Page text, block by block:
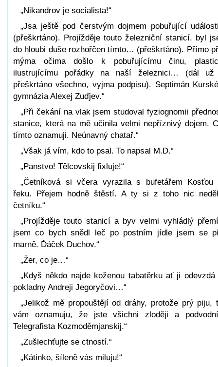
„Nikandrov je socialista!“
„Jsa ještě pod čerstvým dojmem pobuřující
(přeškrtáno). Projížděje touto železniční stanicí, byl
do hloubi duše rozhořčen tímto… (přeškrtáno). Přímo
mýma očima došlo k pobuřujícímu činu,
ilustrujícímu pořádky na naší železnici… (dál
přeškrtáno všechno, vyjma podpisu). Septimán
gymnázia Alexej Zuďjev.“
„Při čekání na vlak jsem studoval fyziognomii
stanice, která na mě učinila velmi nepříznivý dojem.
tímto oznamuji. Neúnavný chatař.“
„Však já vím, kdo to psal. To napsal M.D.“
„Panstvo! Tělcovskij fixluje!“
„Četníková si včera vyrazila s bufetářem Kosťou
řeku. Přejem hodně štěstí. A ty si z toho nic
četníku.“
„Projížděje touto stanicí a byv velmi vyhládlý
jsem co bych snědl leč po postním jídle jsem se
marně. Ďáček Duchov.“
„Žer, co je…“
„Kdyš někdo najde koženou tabatěrku ať ji odevzdá
pokladny Andreji Jegoryčovi…“
„Jelikož mě propouštějí od dráhy, protože prý piju,
vám oznamuju, že jste všichni zloději a
Telegrafista Kozmoděmjanskij.“
„Zušlechťujte se ctností.“
„Kátinko, šíleně vás miluju!“